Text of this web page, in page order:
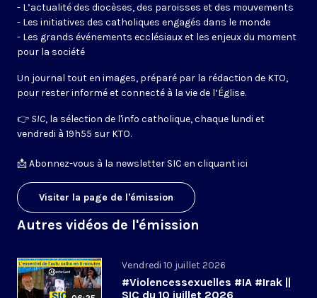
- L’actualité des diocèses, des paroisses et des mouvements
- Les initiatives des catholiques engagés dans le monde
- Les grands événements ecclésiaux et les enjeux du moment
pour la société
Un journal tout en images, préparé par la rédaction de KTO,
pour rester informé et connecté à la vie de l’Église.
👉 SIC, la sélection de l'info catholique, chaque lundi et
vendredi à 19h55 sur KTO.
📩Abonnez-vous à la newsletter SIC en cliquant ici
Visiter la page de l'émission
Autres vidéos de l'émission
Vendredi 10 juillet 2026
#Violencessexuelles #IA #Irak ||
SIC du 10 juillet 2026